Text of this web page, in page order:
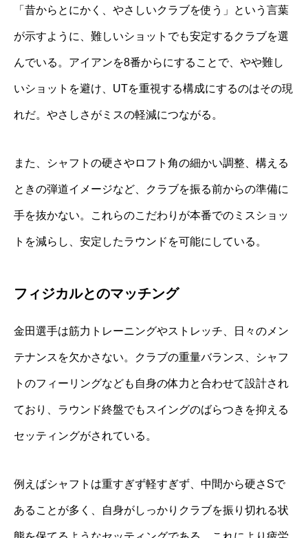
「昔からとにかく、やさしいクラブを使う」という言葉
が示すように、難しいショットでも安定するクラブを選
んでいる。アイアンを8番からにすることで、やや難し
いショットを避け、UTを重視する構成にするのはその現
れだ。やさしさがミスの軽減につながる。
また、シャフトの硬さやロフト角の細かい調整、構える
ときの弾道イメージなど、クラブを振る前からの準備に
手を抜かない。これらのこだわりが本番でのミスショッ
トを減らし、安定したラウンドを可能にしている。
フィジカルとのマッチング
金田選手は筋力トレーニングやストレッチ、日々のメン
テナンスを欠かさない。クラブの重量バランス、シャフ
トのフィーリングなども自身の体力と合わせて設計され
ており、ラウンド終盤でもスイングのばらつきを抑える
セッティングがされている。
例えばシャフトは重すぎず軽すぎず、中間から硬さSで
あることが多く、自身がしっかりクラブを振り切れる状